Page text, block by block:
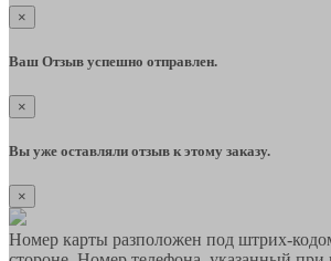
×
Ваш Отзыв успешно отправлен.
×
Вы уже оставляли отзыв к этому заказу.
×
Номер карты разположен под штрих-